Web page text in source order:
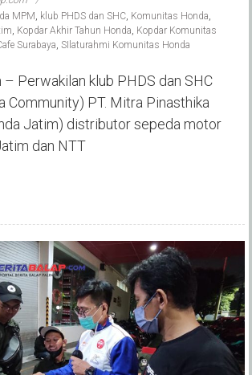
MPM, klub PHDS dan SHC, Komunitas Honda,
, Kopdar Akhir Tahun Honda, Kopdar Komunitas
Surabaya, SIlaturahmi Komunitas Honda
Perwakilan klub PHDS dan SHC
Community) PT. Mitra Pinasthika
Jatim) distributor sepeda motor
dan NTT